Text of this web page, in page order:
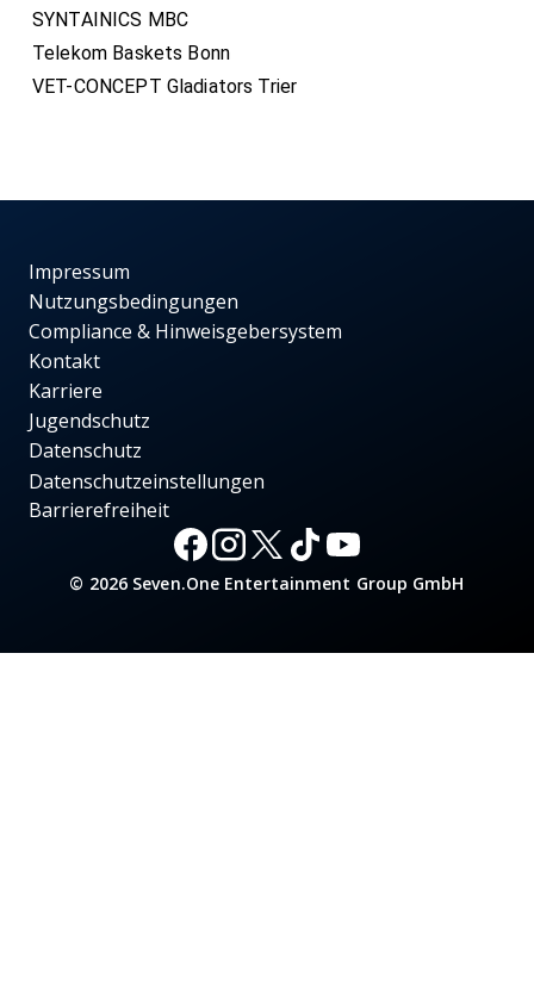
SYNTAINICS MBC
Telekom Baskets Bonn
VET-CONCEPT Gladiators Trier
Impressum
Nutzungsbedingungen
Compliance & Hinweisgebersystem
Kontakt
Karriere
Jugendschutz
Datenschutz
Datenschutzeinstellungen
Barrierefreiheit
© 2026 Seven.One Entertainment Group GmbH